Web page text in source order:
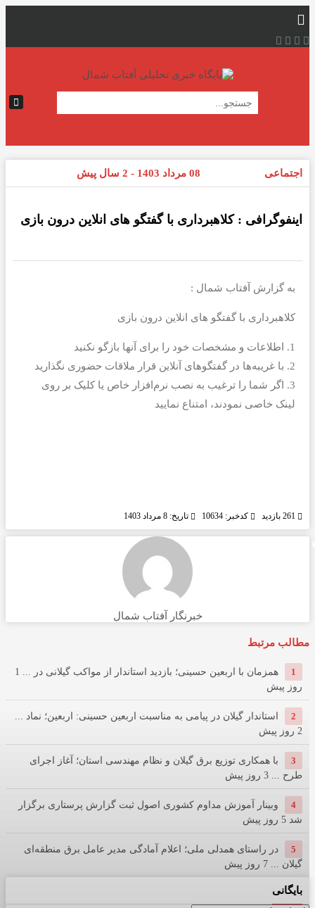
اجتماعی 08 مرداد 1403 - 2 سال پیش
اینفوگرافی : کلاهبرداری با گفتگو های انلاین درون بازی
به گزارش آفتاب شمال :
کلاهبرداری با گفتگو های انلاین درون بازی
3. اگر شما را ترغیب به نصب نرم‌افزار خاص یا کلیک بر روی
لینک خاصی نمودند، امتناع نمایید
261 بازدید کدخبر: 10634 تاریخ: 8 مرداد 1403
خبرنگار آفتاب شمال
مطالب مرتبط
همزمان با اربعین حسینی؛ بازدید استاندار از مواکب گیلانی در ...
روز پیش
استاندار گیلان در پیامی به مناسبت اربعین حسینی: اربعین؛ نماد ...
با همکاری توزیع برق گیلان و نظام مهندسی استان؛ آغاز اجرای
طرح ...3 روز پیش
وبینار آموزش مداوم کشوری اصول ثبت گزارش پرستاری برگزار
شد5 روز پیش
در راستای همدلی ملی؛ اعلام آمادگی مدیر عامل برق منطقه‌ای
گیلان ...7 روز پیش
بایگانی